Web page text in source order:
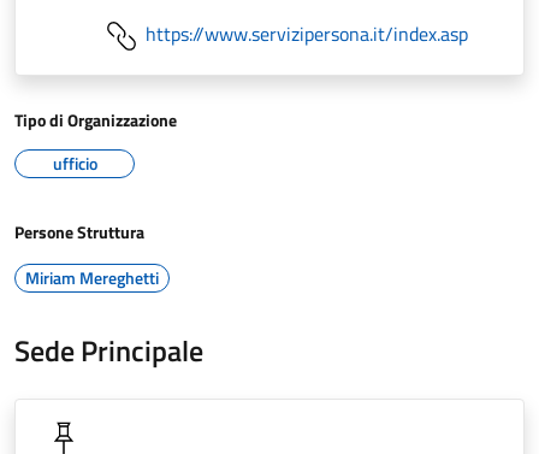
https://www.servizipersona.it/index.asp
Tipo di Organizzazione
ufficio
Persone Struttura
Miriam Mereghetti
Sede Principale